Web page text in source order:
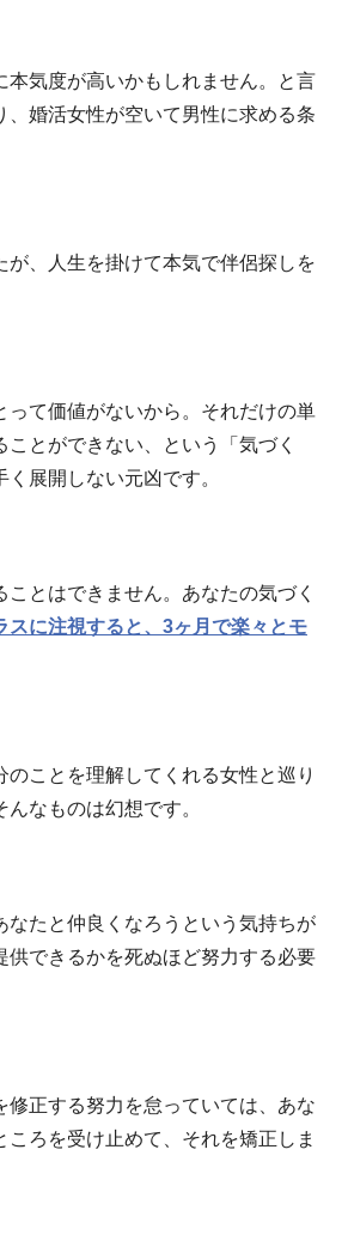
気度が高いかもしれません。と言
婚活女性が空いて男性に求める条
、人生を掛けて本気で伴侶探しを
て価値がないから。それだけの単
とができない、という「気づく
展開しない元凶です。
とはできません。あなたの気づく
スに注視すると、3ヶ月で楽々とモ
ことを理解してくれる女性と巡り
なものは幻想です。
たと仲良くなろうという気持ちが
できるかを死ぬほど努力する必要
正する努力を怠っていては、あな
ろを受け止めて、それを矯正しま